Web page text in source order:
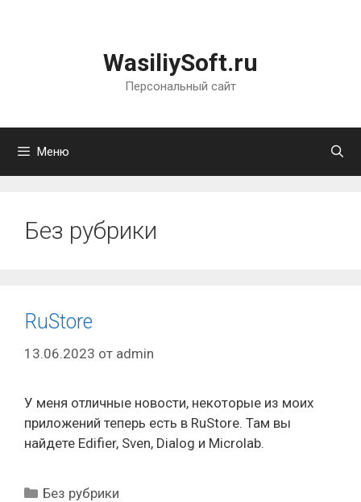
WasiliySoft.ru
Персональный сайт
Меню
Без рубрики
RuStore
13.06.2023 от admin
У меня отличные новости, некоторые из моих
приложений теперь есть в RuStore. Там вы
найдете Edifier, Sven, Dialog и Microlab.
Рубрики
Без рубрики